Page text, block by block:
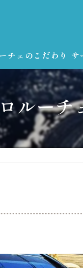
チェのこだわり サ
ルー